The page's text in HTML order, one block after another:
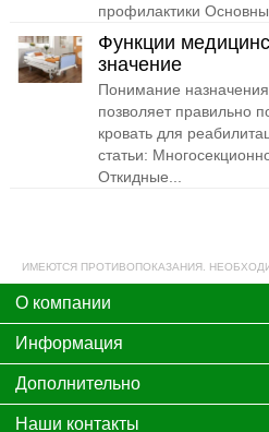
профилактики
Функции
значение
Понимание
позволяет правильно
кровать для
статьи:
Откидные...
ИМЕЮТСЯ ПРОТИВОПОКАЗАНИЯ.
О компании
Информация
Дополнительно
Наши контакты